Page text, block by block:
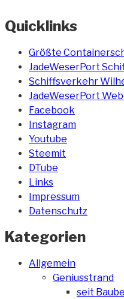
Quicklinks
Größte
JadeWeserPort
Schiffsverkehr
JadeWeserPort
Facebook
Instagram
Youtube
Steemit
DTube
Links
Impressum
Datenschutz
Kategorien
Allgemein
Geniusstrand
seit